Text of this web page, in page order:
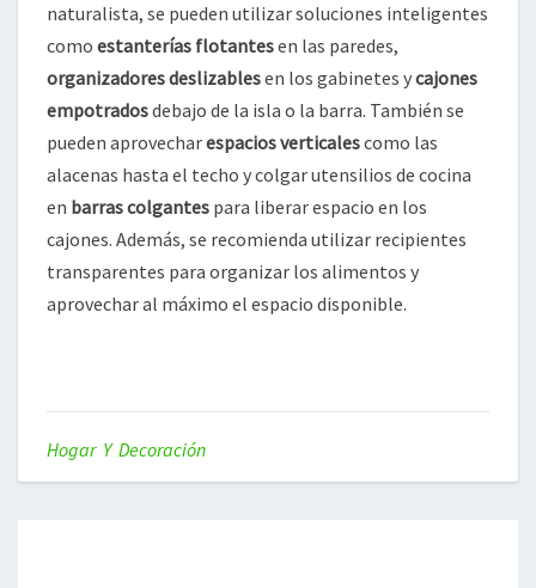
naturalista, se pueden utilizar soluciones inteligentes
como estanterías flotantesen las paredes,
organizadores deslizablesen los gabinetes ycajones
empotradosdebajo de la isla o la barra. También se
pueden aprovecharespacios verticalescomo las
alacenas hasta el techo y colgar utensilios de cocina
en barras colgantes para liberar espacio en los
cajones. Además, se recomienda utilizar recipientes
transparentes para organizar los alimentos y
aprovechar al máximo el espacio disponible.
Hogar Y Decoración